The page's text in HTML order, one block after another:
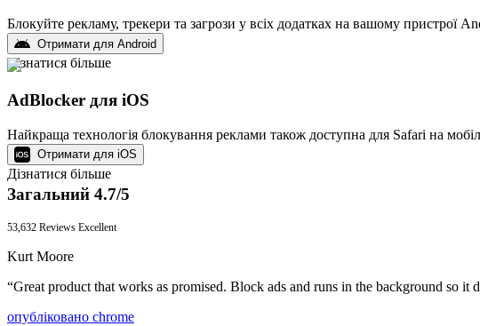
Блокуйте рекламу, трекери та загрози у всіх додатках на вашому пристрої
Отримати для Android
Дізнатися більше
AdBlocker для iOS
Найкраща технологія блокування реклами також доступна для Safari на
Отримати для iOS
Дізнатися більше
Загальний 4.7/5
53,632 Reviews Excellent
Kurt Moore
“Great product that works as promised. Block ads and runs in the background so
опубліковано chrome